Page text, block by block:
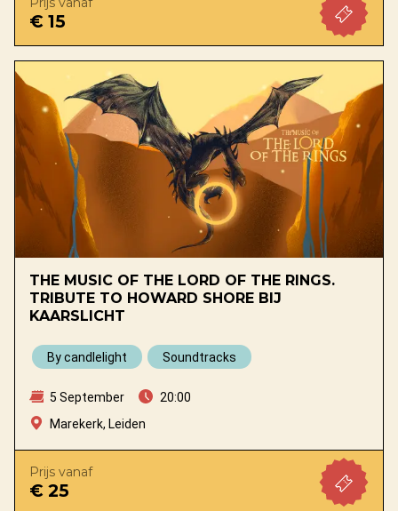
€ 15
THE MUSIC OF THE LORD OF THE RINGS.
TRIBUTE TO HOWARD SHORE BIJ
KAARSLICHT
By candlelight Soundtracks
5 September
20:00
Marekerk, Leiden
Prijs vanaf
€ 25